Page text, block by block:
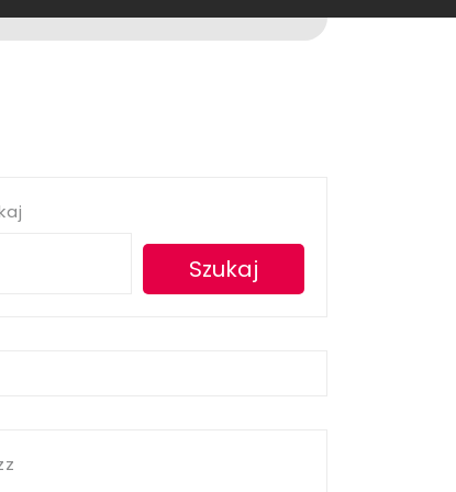
Szukaj